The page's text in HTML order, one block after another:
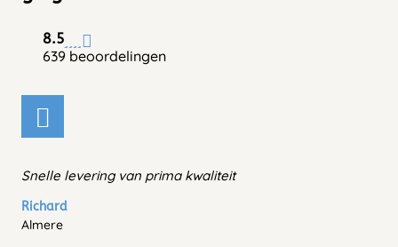
8.5
639 beoordelingen
Snelle levering van prima kwaliteit
Richard
Almere